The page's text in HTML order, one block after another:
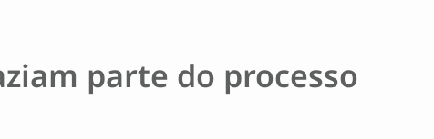
parte do processo